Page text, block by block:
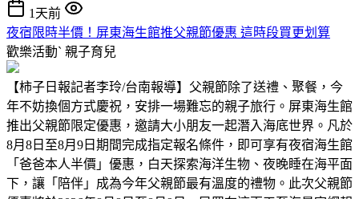
1天前
夜宿限時半價！屏東海生館推父親節優惠 這時段買更划算
歡樂活動ˋ 親子育兒
【柿子日報記者李玲/台南報導】父親節除了送禮、聚餐，今
年不妨換個方式慶祝，安排一場難忘的親子旅行。屏東海生館
推出父親節限定優惠，邀請大小朋友一起潛入海底世界。凡於
8月8日至8月9日期間完成指定報名條件，即可享有夜宿海生館
「爸爸本人半價」優惠，白天探索海洋生物、夜晚睡在海平面
下，讓「陪伴」成為今年父親節最有溫度的禮物。此次父親節